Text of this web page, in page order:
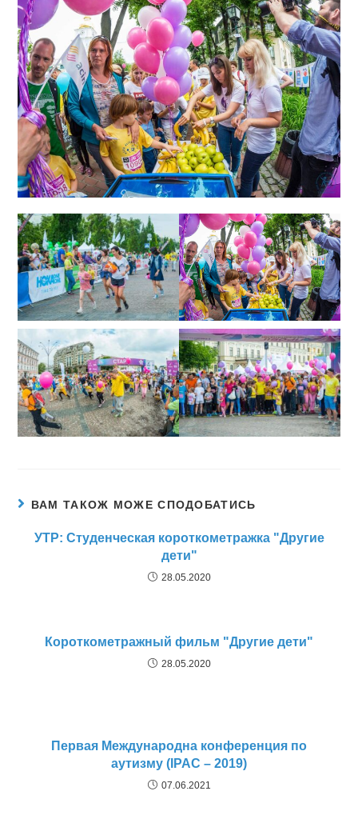
ВАМ ТАКОЖ МОЖЕ СПОДОБАТИСЬ
УТР: Студенческая короткометражка "Другие
дети"
28.05.2020
Короткометражный фильм "Другие дети"
28.05.2020
Первая Международна конференция по
аутизму (IPAC – 2019)
07.06.2021